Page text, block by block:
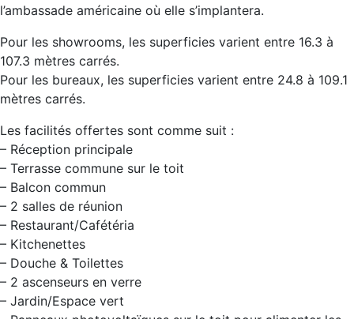
l’ambassade américaine où elle s’implantera.
Pour les showrooms, les superficies varient entre 16.3 à
107.3 mètres carrés.
Pour les bureaux, les superficies varient entre 24.8 à 109.1
mètres carrés.
Les facilités offertes sont comme suit :
– Réception principale
– Terrasse commune sur le toit
– Balcon commun
– 2 salles de réunion
– Restaurant/Cafétéria
– Kitchenettes
– Douche & Toilettes
– 2 ascenseurs en verre
– Jardin/Espace vert